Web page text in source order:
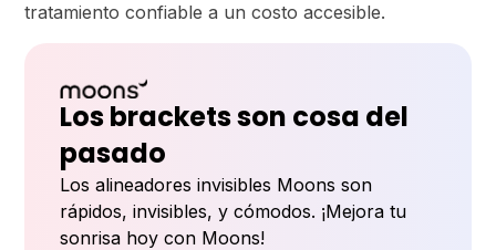
tratamiento confiable a un costo accesible.
Los brackets son cosa del
pasado
Los alineadores invisibles Moons son
rápidos, invisibles, y cómodos. ¡Mejora tu
sonrisa hoy con Moons!